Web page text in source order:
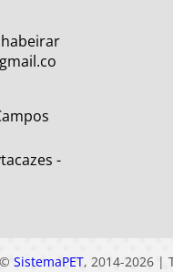
-
SistemaPET, 2014-2026 |